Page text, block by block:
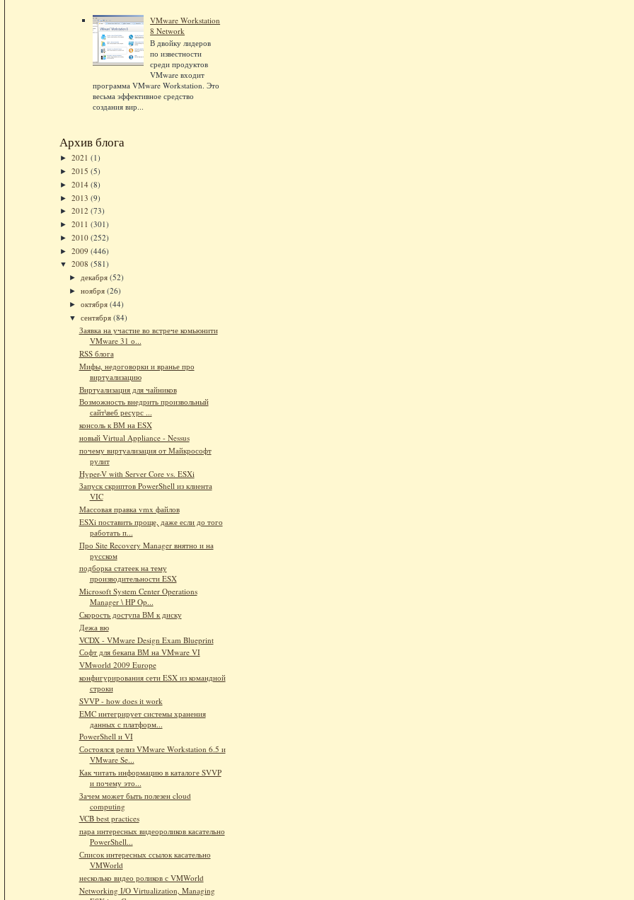
VMware Workstation
8 Network
В двойку лидеров
по известности
среди продуктов
VMware входит
программа VMware Workstation. Это
весьма эффективное средство
создания вир...
Архив блога
► 2021 (1)
► 2015 (5)
► 2014 (8)
► 2013 (9)
► 2012 (73)
► 2011 (301)
► 2010 (252)
► 2009 (446)
▼ 2008 (581)
► декабря (52)
► ноября (26)
► октября (44)
▼ сентября (84)
Заявка на участие во встрече комьюнити
VMware 31 о...
RSS блога
Мифы, недоговорки и вранье про
виртуализацию
Виртуализация для чайников
Возможность внедрить произвольный
сайт\веб ресурс ...
консоль к ВМ на ESX
новый Virtual Appliance - Nessus
почему виртуализация от Майкрософт
рулит
Hyper-V with Server Core vs. ESXi
Запуск скриптов PowerShell из клиента
VIC
Массовая правка vmx файлов
ESXi поставить проще, даже если до того
работать п...
Про Site Recovery Manager внятно и на
русском
подборка статеек на тему
производительности ESX
Microsoft System Center Operations
Manager \ HP Op...
Скорость доступа ВМ к диску
Дежа вю
VCDX - VMware Design Exam Blueprint
Софт для бекапа ВМ на VMware VI
VMworld 2009 Europe
конфигурирования сети ESX из командной
строки
SVVP - how does it work
EMC интегрирует системы хранения
данных с платформ...
PowerShell и VI
Состоялся релиз VMware Workstation 6.5 и
VMware Se...
Как читать информацию в каталоге SVVP
и почему это...
Зачем может быть полезен cloud
computing
VCB best practices
пара интересных видеороликов касательно
PowerShell...
Список интересных ссылок касательно
VMWorld
несколько видео роликов с VMWorld
Networking I/O Virtualization, Managing